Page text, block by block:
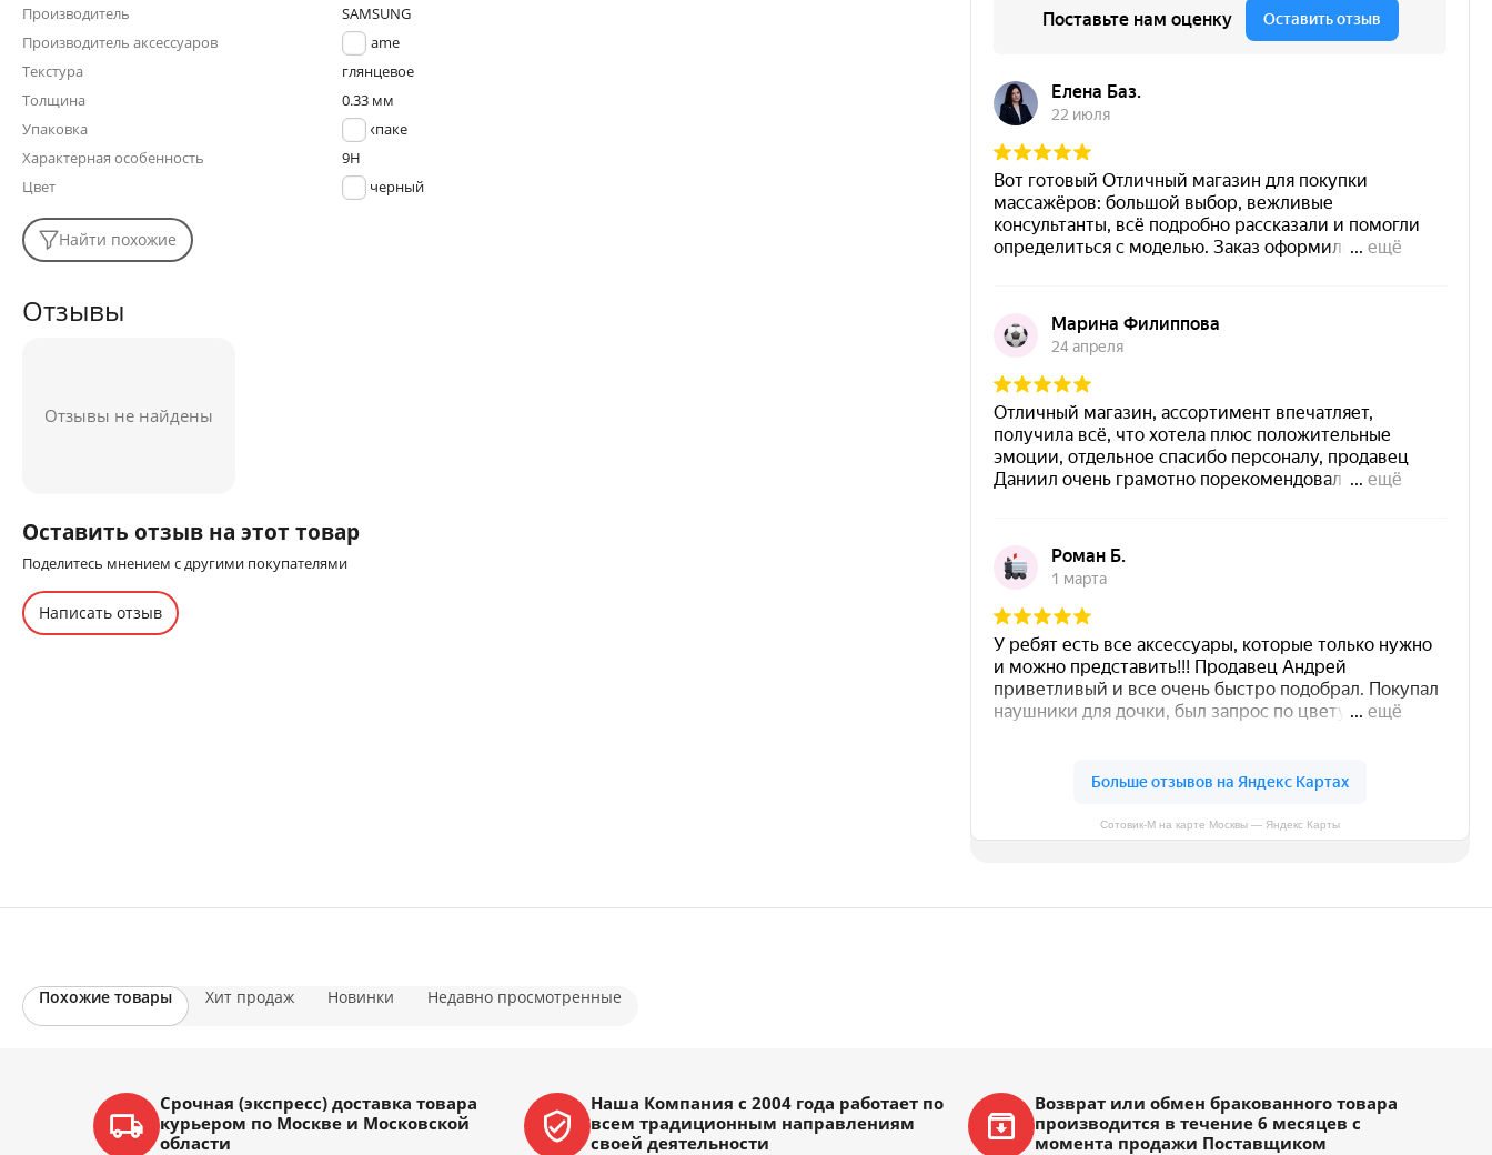
Сотовик-М на карте Москвы — Яндекс Карты
Производитель
SAMSUNG
Производитель аксессуаров
Noname
Текстура
глянцевое
Толщина
0.33 мм
Упаковка
в техпаке
Характерная особенность
9H
Цвет
черный
Найти похожие
Отзывы
Отзывы не найдены
Оставить отзыв на этот товар
Поделитесь мнением с другими покупателями
Написать отзыв
Похожие товары Хит продаж Новинки Недавно просмотренные
Срочная (экспресс) доставка товара
курьером по Москве и Московской
области
Наша Компания с 2004 года работает по
всем традиционным направлениям
своей деятельности
Возврат или обмен бракованного товара
производится в течение 6 месяцев с
момента продажи Поставщиком